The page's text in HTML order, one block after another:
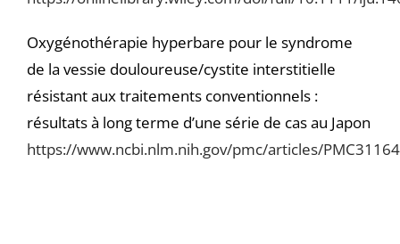
Oxygénothérapie hyperbare pour le syndrome
de la vessie douloureuse/cystite interstitielle
résistant aux traitements conventionnels :
résultats à long terme d’une série de cas au Japon
https://www.ncbi.nlm.nih.gov/pmc/articles/